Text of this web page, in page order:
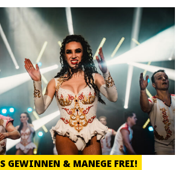
GEWINNEN & MANEGE FREI!